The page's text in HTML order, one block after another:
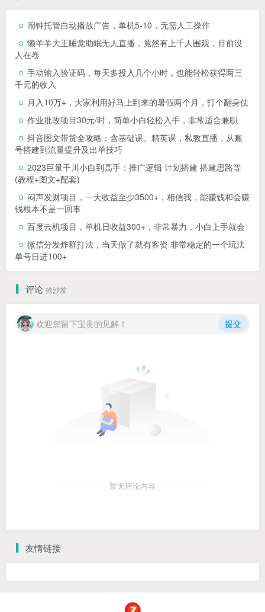
闹钟托管自动播放广告，单机5-10，无需人工操作
懒羊羊大王睡觉助眠无人直播，竟然有上千人围观，目前没
人在卷
手动输入验证码，每天多投入几个小时，也能轻松获得两三
千元的收入
月入10万+，大家利用好马上到来的暑假两个月，打个翻身仗
作业批改项目30元/时，简单小白轻松入手，非常适合兼职
抖音图文带货全攻略：含基础课、精英课，私教直播，从账
号搭建到流量提升及出单技巧
2023巨量千川小白到高手：推广逻辑 计划搭建 搭建思路等
(教程+图文+配套)
闷声发财项目，一天收益至少3500+，相信我，能赚钱和会赚
钱根本不是一回事
百度云机项目，单机日收益300+，非常暴力，小白上手就会
微信分发炸群打法，当天做了就有客资 非常稳定的一个玩法
单号日进100+
评论 抢沙发
欢迎您留下宝贵的见解！ 提交
暂无评论内容
友情链接